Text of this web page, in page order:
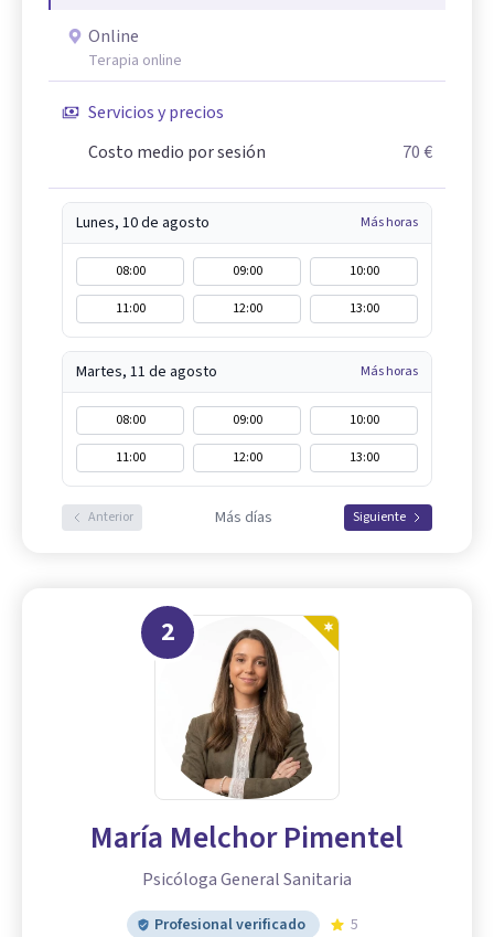
Online
Terapia online
Servicios y precios
Costo medio por sesión
70 €
Lunes, 10 de agosto Más horas
08:00 09:00
10:00
11:00
12:00 13:00
Martes, 11 de agosto Más horas
08:00 09:00
10:00
11:00
12:00 13:00
Anterior Más días Siguiente
2
María Melchor Pimentel
Psicóloga General Sanitaria
Profesional verificado
5